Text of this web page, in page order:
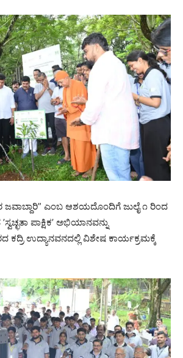
ಜವಾಬ್ದಾರಿ” ಎಂಬ ಆಶಯದೊಂದಿಗೆ ಜುಲೈ ೧ ರಿಂದ
ಪಾಕ್ಷಿಕ’ ಅಭಿಯಾನವನ್ನು
ಕದ್ರಿ ಉದ್ಯಾನವನದಲ್ಲಿ ವಿಶೇಷ ಕಾರ್ಯಕ್ರಮಕ್ಕೆ